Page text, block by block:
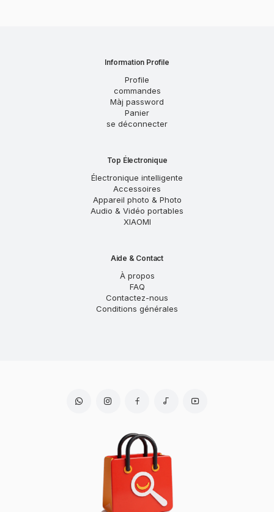
Information Profile
Profile
commandes
Màj password
Panier
se déconnecter
Top Électronique
Électronique intelligente
Accessoires
Appareil photo & Photo
Audio & Vidéo portables
XIAOMI
Aide & Contact
À propos
FAQ
Contactez-nous
Conditions générales